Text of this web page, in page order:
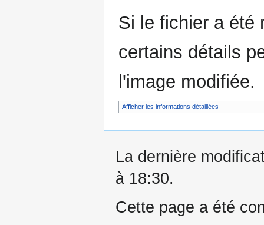
Si le fichier a été
certains détails
l'image modifiée.
Afficher les informations détaillées
La dernière
à 18:30.
Cette page a été